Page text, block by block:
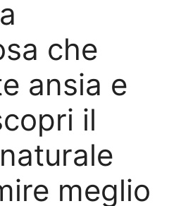
che
ansia e
il
meglio